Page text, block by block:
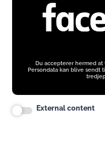
Du accepterer hermed
Persondata kan blive sendt
External content